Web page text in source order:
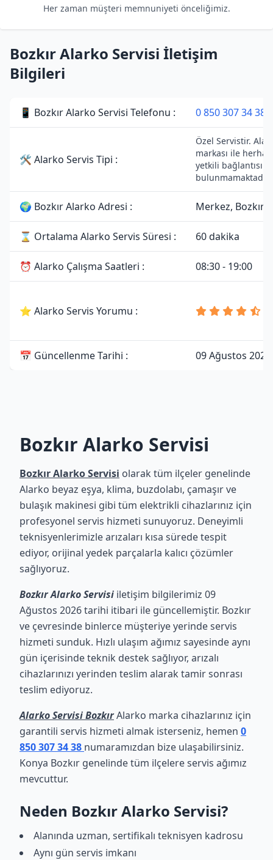
Her zaman müşteri memnuniyeti önceliğimiz.
Bozkır Alarko Servisi İletişim
Bilgileri
📱 Bozkır Alarko Servisi Telefonu : 0 850 307 34 38
🛠 Alarko Servis Tipi :
Özel Servistir.
markası ile
yetkili bağlantısı
bulunmamaktadır.
🌍 Bozkır Alarko Adresi : Merkez, Bozkır/
⌛ Ortalama Alarko Servis Süresi : 60 dakika
⏰ Alarko Çalışma Saatleri : 08:30 - 19:00
⭐ Alarko Servis Yorumu :
📅 Güncellenme Tarihi : 09 Ağustos 2026
Bozkır Alarko Servisi
Bozkır Alarko Servisi olarak tüm ilçeler genelinde
Alarko beyaz eşya, klima, buzdolabı, çamaşır ve
bulaşık makinesi gibi tüm elektrikli cihazlarınız için
profesyonel servis hizmeti sunuyoruz. Deneyimli
teknisyenlerimizle arızaları kısa sürede tespit
ediyor, orijinal yedek parçalarla kalıcı çözümler
sağlıyoruz.
Bozkır Alarko Servisi iletişim bilgilerimiz 09
Ağustos 2026 tarihi itibari ile güncellemiştir. Bozkır
ve çevresinde binlerce müşteriye yerinde servis
hizmeti sunduk. Hızlı ulaşım ağımız sayesinde aynı
gün içerisinde teknik destek sağlıyor, arızalı
cihazlarınızı yerinden teslim alarak tamir sonrası
teslim ediyoruz.
Alarko Servisi BozkırAlarko marka cihazlarınız için
garantili servis hizmeti almak isterseniz, hemen 0
850 307 34 38 numaramızdan bize ulaşabilirsiniz.
Konya Bozkır genelinde tüm ilçelere servis ağımız
mevcuttur.
Neden Bozkır Alarko Servisi?
Alanında uzman, sertifikalı teknisyen kadrosu
Aynı gün servis imkanı